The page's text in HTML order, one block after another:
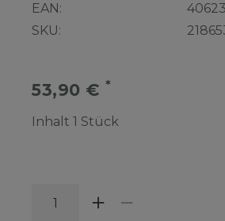
EAN:
SKU:
53,90 € *
Inhalt 1 Stück